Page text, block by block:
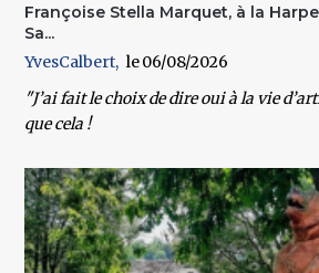
Françoise Stella Marquet, à la
Sa...
YvesCalbert
06/08/2026
"J’ai fait le choix de dire oui à la vie
que cela !